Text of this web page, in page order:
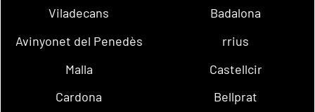
Viladecans
Badalona
Avinyonet del Penedès
rrius
Malla
Castellcir
Cardona
Bellprat